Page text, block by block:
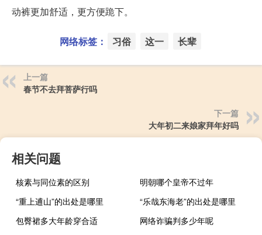
动裤更加舒适，更方便跪下。
网络标签： 习俗 这一 长辈
上一篇
春节不去拜菩萨行吗
下一篇
大年初二来娘家拜年好吗
相关问题
核素与同位素的区别
明朝哪个皇帝不过年
“重上逋山”的出处是哪里
“乐哉东海老”的出处是哪里
包臀裙多大年龄穿合适
网络诈骗判多少年呢